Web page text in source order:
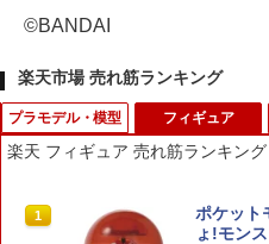
©BANDAI
楽天市場 売れ筋ランキング
プラモデル・模型
1
サウザン
モデル
フィギュア
楽天 フィギュア 売れ筋ランキング
1
ポケット
ょ!モン